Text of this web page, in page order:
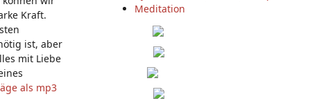
Kraft.
ist, aber
mit Liebe
als mp3
Meditation